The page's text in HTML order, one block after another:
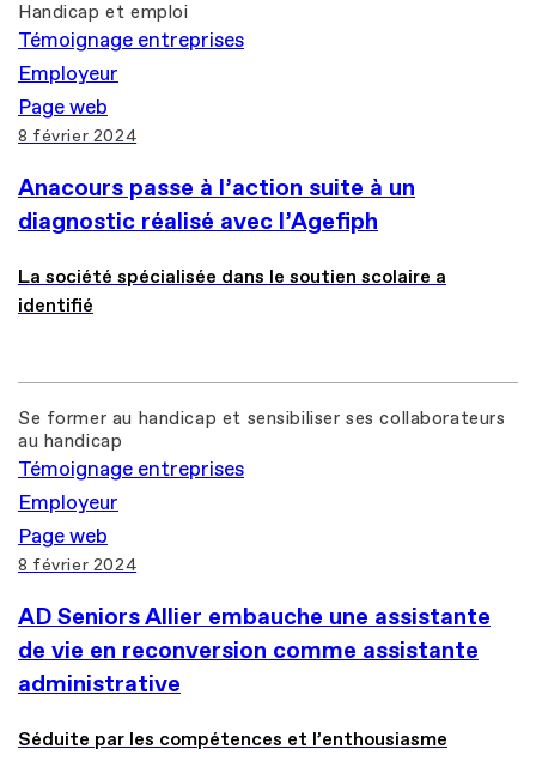
Handicap et emploi
Témoignage entreprises
Employeur
Page web
8 février 2024
Anacours passe à l’action suite à un
diagnostic réalisé avec l’Agefiph
La société spécialisée dans le soutien scolaire a
identifié
Se former au handicap et sensibiliser ses collaborateurs
au handicap
Témoignage entreprises
Employeur
Page web
8 février 2024
AD Seniors Allier embauche une assistante
de vie en reconversion comme assistante
administrative
Séduite par les compétences et l’enthousiasme